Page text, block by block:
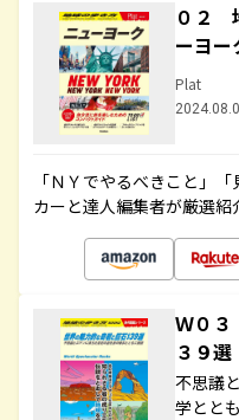
０２
ーヨー
Plat
「ＮＹでやるべきこと」
カーと達人編集者が厳選
Ｗ０
３９選
不思議
学とと